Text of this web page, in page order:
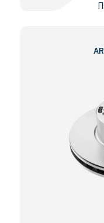
AROCS -